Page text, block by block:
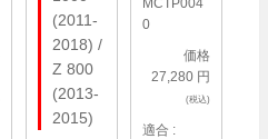
(2011-
2018) /
Z 800
(2013-
2015)
0
価格
27,280 円
(税込)
適合 :